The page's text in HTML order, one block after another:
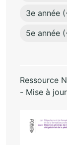
3e année
5e année
Ressource
- Mise à